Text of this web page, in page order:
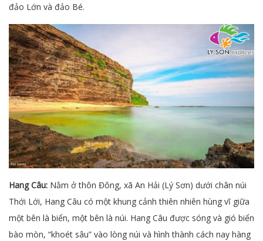
đảo Lớn và đảo Bé.
Hang Câu: Nằm ở thôn Đông, xã An Hải (Lý Sơn) dưới chân núi
Thới Lới, Hang Câu có một khung cảnh thiên nhiên hùng vĩ giữa
một bên là biển, một bên là núi. Hang Câu được sóng và gió biển
bào mòn, “khoét sâu” vào lòng núi và hình thành cách nay hàng